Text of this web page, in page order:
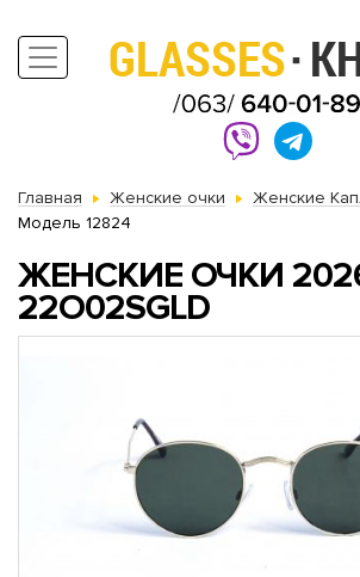
Главная Женские очки
Женские
Модель 12824
ЖЕНСКИЕ ОЧКИ
22O02SGLD